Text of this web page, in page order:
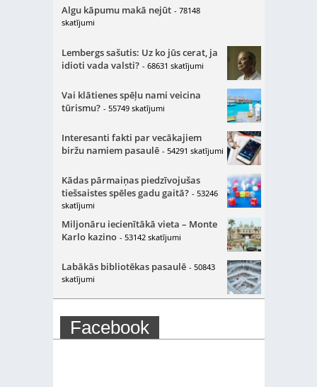
Algu kāpumu makā nejūt - 78148
skatījumi
Lembergs sašutis: Uz ko jūs cerat, ja
idioti vada valsti? - 68631 skatījumi
Vai klātienes spēļu nami veicina
tūrismu? - 55749 skatījumi
Interesanti fakti par vecākajiem
biržu namiem pasaulē - 54291 skatījumi
Kādas pārmaiņas piedzīvojušas
tiešsaistes spēles gadu gaitā? - 53246
skatījumi
Miljonāru iecienītākā vieta – Monte
Karlo kazino - 53142 skatījumi
Labākās bibliotēkas pasaulē - 50843
skatījumi
Facebook